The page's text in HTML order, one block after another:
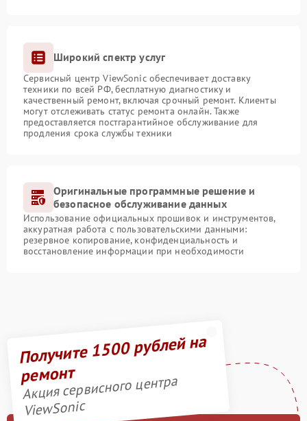
Широкий спектр услуг
Сервисный центр ViewSonic обеспечивает доставку
техники по всей РФ, бесплатную диагностику и
качественный ремонт, включая срочный ремонт. Клиенты
могут отслеживать статус ремонта онлайн. Также
предоставляется постгарантийное обслуживание для
продления срока службы техники
Оригинальные программные решение и
безопасное обслуживание данных
Использование официальных прошивок и инструментов,
аккуратная работа с пользовательскими данными:
резервное копирование, конфиденциальность и
восстановление информации при необходимости
Получите 1500 рублей на
ремонт
Акция сервисного центра
ViewSonic